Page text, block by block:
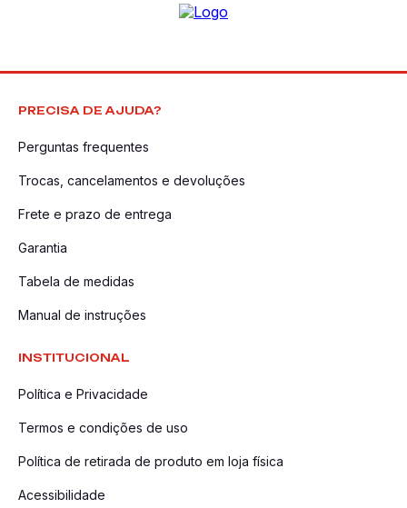
PRECISA DE AJUDA?
Perguntas frequentes
Trocas, cancelamentos e devoluções
Frete e prazo de entrega
Garantia
Tabela de medidas
Manual de instruções
INSTITUCIONAL
Política e Privacidade
Termos e condições de uso
Política de retirada de produto em loja física
Acessibilidade